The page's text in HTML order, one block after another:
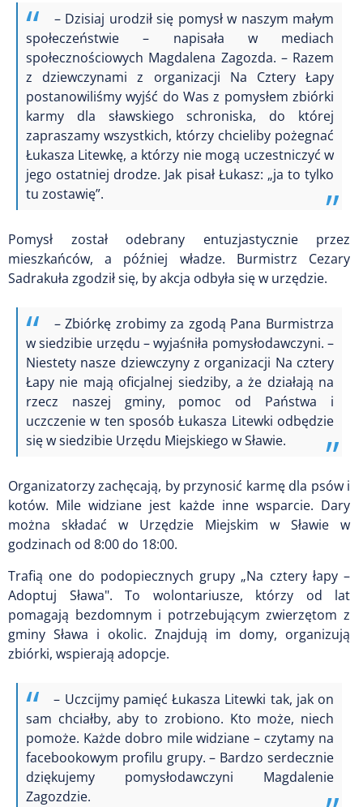
– Dzisiaj urodził się pomysł w naszym małym
społeczeństwie – napisała w mediach
społecznościowych Magdalena Zagozda. – Razem
z dziewczynami z organizacji Na Cztery Łapy
postanowiliśmy wyjść do Was z pomysłem zbiórki
karmy dla sławskiego schroniska, do której
zapraszamy wszystkich, którzy chcieliby pożegnać
Łukasza Litewkę, a którzy nie mogą uczestniczyć w
jego ostatniej drodze. Jak pisał Łukasz: „ja to tylko
tu zostawię”.
Pomysł został odebrany entuzjastycznie przez
mieszkańców, a później władze. Burmistrz Cezary
Sadrakuła zgodził się, by akcja odbyła się w urzędzie.
– Zbiórkę zrobimy za zgodą Pana Burmistrza
w siedzibie urzędu – wyjaśniła pomysłodawczyni. –
Niestety nasze dziewczyny z organizacji Na cztery
Łapy nie mają oficjalnej siedziby, a że działają na
rzecz naszej gminy, pomoc od Państwa i
uczczenie w ten sposób Łukasza Litewki odbędzie
się w siedzibie Urzędu Miejskiego w Sławie.
Organizatorzy zachęcają, by przynosić karmę dla psów i
kotów. Mile widziane jest każde inne wsparcie. Dary
można składać w Urzędzie Miejskim w Sławie w
godzinach od 8:00 do 18:00.
Trafią one do podopiecznych grupy „Na cztery łapy –
Adoptuj Sława". To wolontariusze, którzy od lat
pomagają bezdomnym i potrzebującym zwierzętom z
gminy Sława i okolic. Znajdują im domy, organizują
zbiórki, wspierają adopcje.
– Uczcijmy pamięć Łukasza Litewki tak, jak on
sam chciałby, aby to zrobiono. Kto może, niech
pomoże. Każde dobro mile widziane – czytamy na
facebookowym profilu grupy. – Bardzo serdecznie
dziękujemy pomysłodawczyni Magdalenie
Zagozdzie.